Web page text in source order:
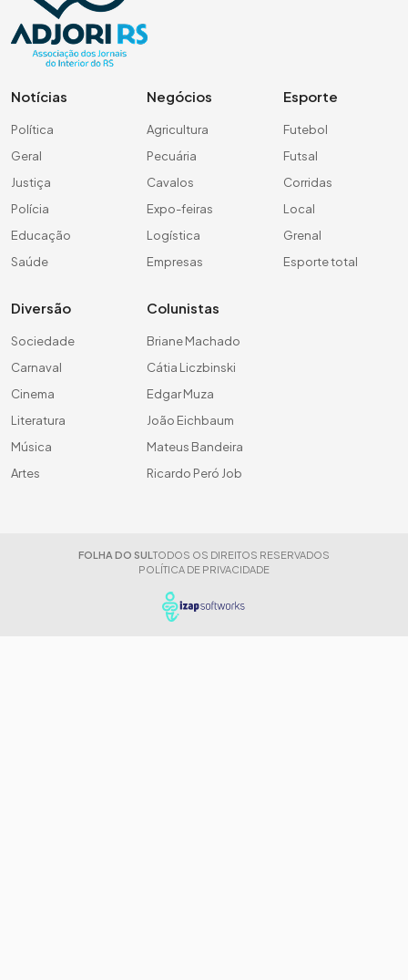
Notícias
Política
Geral
Justiça
Polícia
Educação
Saúde
Negócios
Agricultura
Pecuária
Cavalos
Expo-feiras
Logística
Empresas
Esporte
Futebol
Futsal
Corridas
Local
Grenal
Esporte total
Diversão
Sociedade
Carnaval
Cinema
Literatura
Música
Artes
Colunistas
Briane Machado
Cátia Liczbinski
Edgar Muza
João Eichbaum
Mateus Bandeira
Ricardo Peró Job
FOLHA DO SUL TODOS OS DIREITOS RESERVADOS
POLÍTICA DE PRIVACIDADE